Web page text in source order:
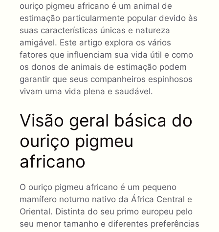
ouriço pigmeu africano é um animal de
estimação particularmente popular devido às
suas características únicas e natureza
amigável. Este artigo explora os vários
fatores que influenciam sua vida útil e como
os donos de animais de estimação podem
garantir que seus companheiros espinhosos
vivam uma vida plena e saudável.
Visão geral básica do
ouriço pigmeu
africano
O ouriço pigmeu africano é um pequeno
mamífero noturno nativo da África Central e
Oriental. Distinta do seu primo europeu pelo
seu menor tamanho e diferentes preferências